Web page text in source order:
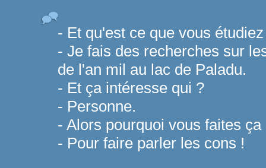
- Et qu'est ce que vous
- Je fais des recherches sur
de l'an mil au lac de Paladu.
- Et ça intéresse qui ?
- Personne.
- Alors pourquoi vous faites ça
- Pour faire parler les cons !